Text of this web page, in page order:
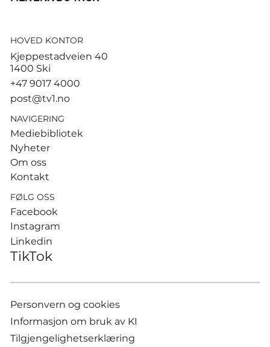
Ruud gjorde kort prosess –
gang
HOVED KONTOR
Kjeppestadveien 40
1400 Ski
+47 9017 4000
post@tv1.no
NAVIGERING
Mediebibliotek
Nyheter
Om oss
Kontakt
FØLG OSS
Facebook
Instagram
Linkedin
TikTok
Personvern og cookies
Informasjon om bruk av KI
Tilgjengelighetserklæring